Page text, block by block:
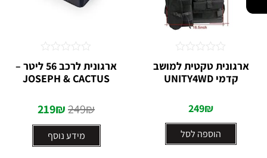
ארגונית טקטית למושב
קדמי UNITY4WD
249₪
הוספה לסל
0
מתוך
ארגונית לרכב 56 ליטר –
JOSEPH & CACTUS
249₪
219₪
מידע נוסף
דורג
0
מתוך